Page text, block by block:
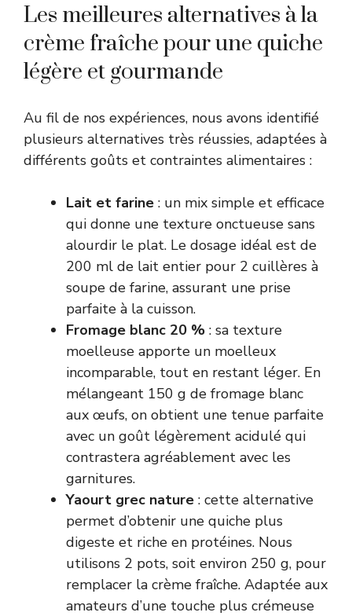
Les meilleures alternatives à la
crème fraîche pour une quiche
légère et gourmande
Au fil de nos expériences, nous avons identifié
plusieurs alternatives très réussies, adaptées à
différents goûts et contraintes alimentaires :
Lait et farine : un mix simple et efficace
qui donne une texture onctueuse sans
alourdir le plat. Le dosage idéal est de
200 ml de lait entier pour 2 cuillères à
soupe de farine, assurant une prise
parfaite à la cuisson.
Fromage blanc 20 % : sa texture
moelleuse apporte un moelleux
incomparable, tout en restant léger. En
mélangeant 150 g de fromage blanc
aux œufs, on obtient une tenue parfaite
avec un goût légèrement acidulé qui
contrastera agréablement avec les
garnitures.
Yaourt grec nature : cette alternative
permet d’obtenir une quiche plus
digeste et riche en protéines. Nous
utilisons 2 pots, soit environ 250 g, pour
remplacer la crème fraîche. Adaptée aux
amateurs d’une touche plus crémeuse